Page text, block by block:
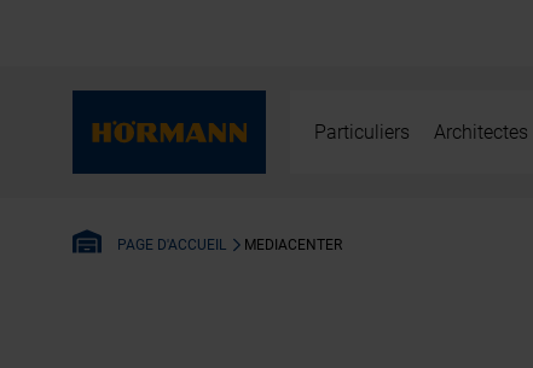
Particuliers Architectes
PAGE D'ACCUEIL MEDIACENTER